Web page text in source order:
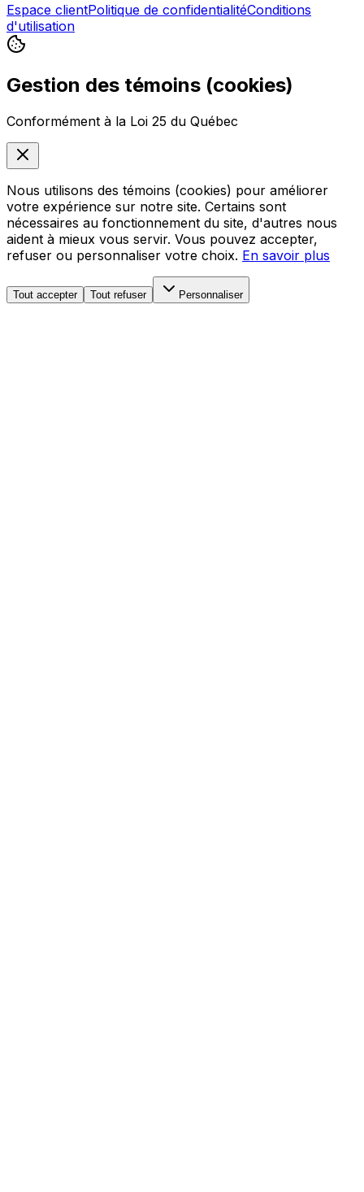
Espace clientPolitique de confidentialitéConditions
d'utilisation
Gestion des témoins (cookies)
Conformément à la Loi 25 du Québec
Nous utilisons des témoins (cookies) pour améliorer
votre expérience sur notre site. Certains sont
nécessaires au fonctionnement du site, d'autres nous
aident à mieux vous servir. Vous pouvez accepter,
refuser ou personnaliser votre choix. En savoir plus
Tout accepter Tout refuser Personnaliser